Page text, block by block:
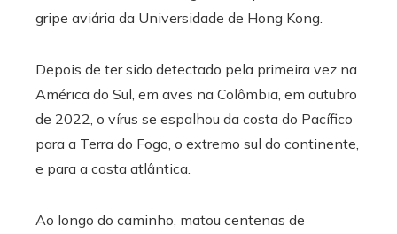
gripe aviária da Universidade de Hong Kong.
Depois de ter sido detectado pela primeira vez na
América do Sul, em aves na Colômbia, em outubro
de 2022, o vírus se espalhou da costa do Pacífico
para a Terra do Fogo, o extremo sul do continente,
e para a costa atlântica.
Ao longo do caminho, matou centenas de